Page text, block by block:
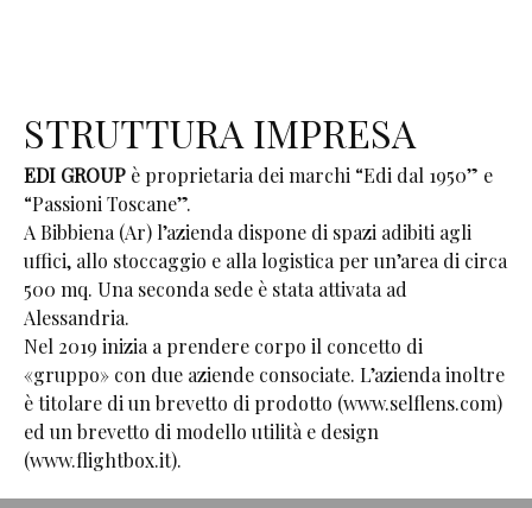
STRUTTURA IMPRESA
EDI GROUP è proprietaria dei marchi “Edi dal 1950” e
“Passioni Toscane”.
A Bibbiena (Ar) l’azienda dispone di spazi adibiti agli
uffici, allo stoccaggio e alla logistica per un’area di circa
500 mq. Una seconda sede è stata attivata ad
Alessandria.
Nel 2019 inizia a prendere corpo il concetto di
«gruppo» con due aziende consociate. L’azienda inoltre
è titolare di un brevetto di prodotto (www.selflens.com)
ed un brevetto di modello utilità e design
(www.flightbox.it).